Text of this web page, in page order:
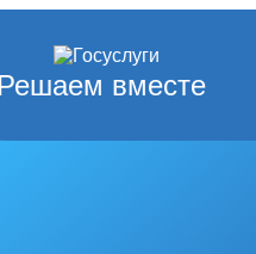
Решаем вместе